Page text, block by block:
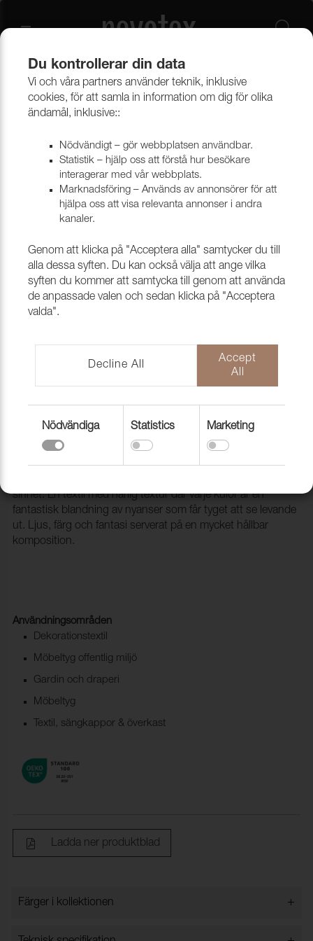
Beklädnadsmaterial Möbeltyger Alla möbeltyger
Tyg Galaxy 36 Bruciato
1010211
sinnet. En textil med härlig textur där varje kulör är en
fantastisk blandning av nyanser som får tyget att se levande
ut. Ljus, färg och fantasi serverat på en mycket hållbar
komposition.
Användningsområden
Dekorationstextil
Möbeltyg offentlig miljö
Gardin och draperi
Möbeltyg
Textil, sängkappor & överkast
Ladda ner produktblad
Färger i kollektionen +
Färger i kollektionen
Du kontrollerar din data
Vi och våra partners använder teknik, inklusive
cookies, för att samla in information om dig för olika
ändamål, inklusive::
Nödvändigt – gör webbplatsen användbar.
Statistik – hjälp oss att förstå hur besökare
interagerar med vår webbplats.
Marknadsföring – Används av annonsörer för att
hjälpa oss att visa relevanta annonser i andra
kanaler.
Genom att klicka på "Acceptera alla" samtycker du till
alla dessa syften. Du kan också välja att ange vilka
syften du kommer att samtycka till genom att använda
de anpassade valen och sedan klicka på "Acceptera
valda".
Decline All
Accept
All
Nödvändiga Statistics Marketing